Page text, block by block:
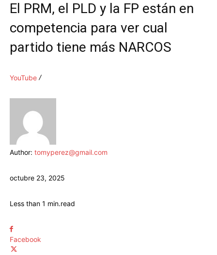
El PRM, el PLD y la FP están en
competencia para ver cual
partido tiene más NARCOS
YouTube
Author: tomyperez@gmail.com
octubre 23, 2025
Less than 1 min.read
Facebook